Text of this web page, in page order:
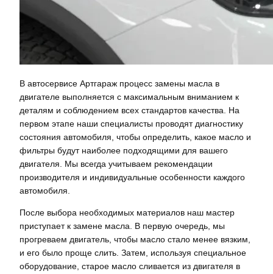
В автосервисе Артгараж процесс замены масла в
двигателе выполняется с максимальным вниманием к
деталям и соблюдением всех стандартов качества. На
первом этапе наши специалисты проводят диагностику
состояния автомобиля, чтобы определить, какое масло и
фильтры будут наиболее подходящими для вашего
двигателя. Мы всегда учитываем рекомендации
производителя и индивидуальные особенности каждого
автомобиля.
После выбора необходимых материалов наш мастер
приступает к замене масла. В первую очередь, мы
прогреваем двигатель, чтобы масло стало менее вязким,
и его было проще слить. Затем, используя специальное
оборудование, старое масло сливается из двигателя в